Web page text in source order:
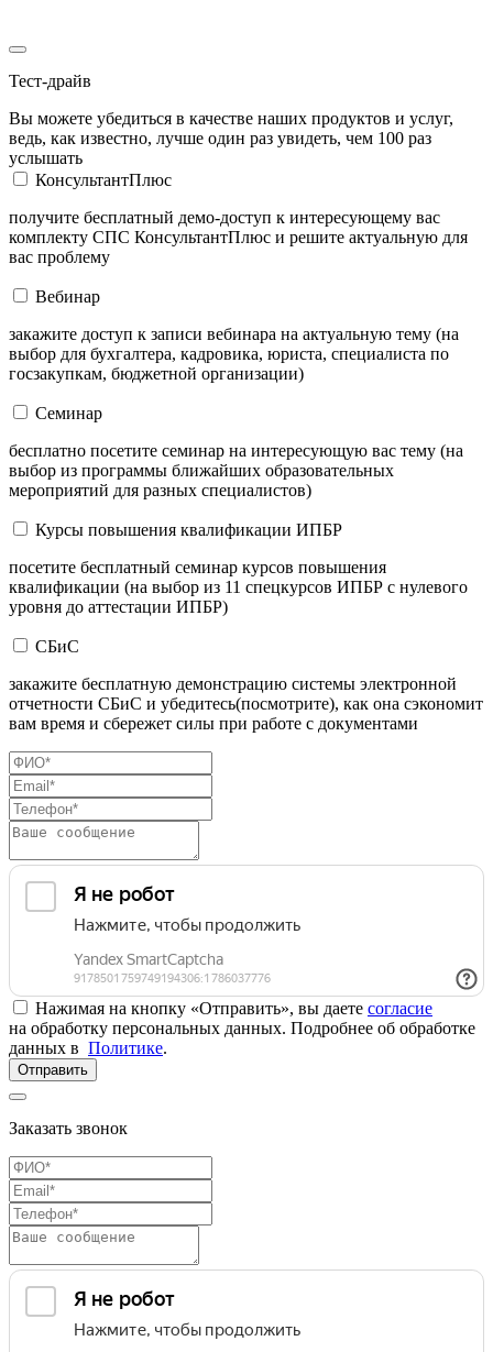
Тест-драйв
Вы можете убедиться в качестве наших продуктов и услуг,
ведь, как известно, лучше один раз увидеть, чем 100 раз
услышать
КонсультантПлюс
получите бесплатный демо-доступ к интересующему вас
комплекту СПС КонсультантПлюс и решите актуальную для
вас проблему
Вебинар
закажите доступ к записи вебинара на актуальную тему (на
выбор для бухгалтера, кадровика, юриста, специалиста по
госзакупкам, бюджетной организации)
Семинар
бесплатно посетите семинар на интересующую вас тему (на
выбор из программы ближайших образовательных
мероприятий для разных специалистов)
Курсы повышения квалификации ИПБР
посетите бесплатный семинар курсов повышения
квалификации (на выбор из 11 спецкурсов ИПБР с нулевого
уровня до аттестации ИПБР)
СБиС
закажите бесплатную демонстрацию системы электронной
отчетности СБиС и убедитесь(посмотрите), как она сэкономит
вам время и сбережет силы при работе с документами
Нажимая на кнопку «Отправить», вы даете согласие
на обработку персональных данных. Подробнее об обработке
данных в Политике.
Отправить
Заказать звонок